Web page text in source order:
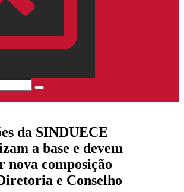
da SINDUECE
a base e devem
nova composição
e Conselho